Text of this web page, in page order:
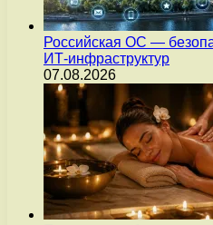
Российская ОС —
ИТ-инфраструктур
07.08.2026